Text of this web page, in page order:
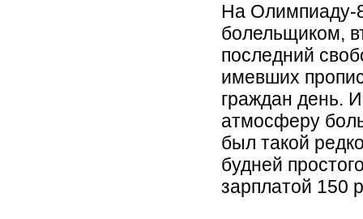
На Олимпиаду-
болельщиком,
последний
имевших
граждан день.
атмосферу
был такой
будней
зарплатой 150